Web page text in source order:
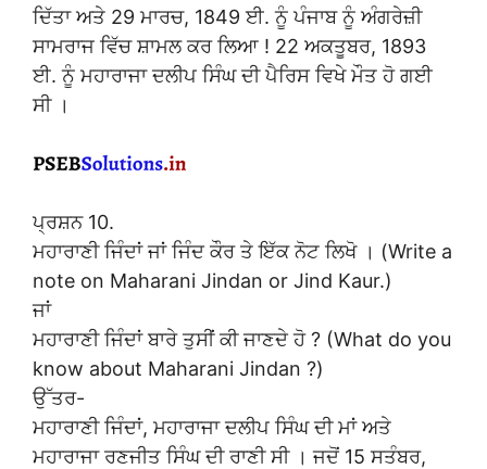
ਦਿੱਤਾ ਅਤੇ 29 ਮਾਰਚ, 1849 ਈ. ਨੂੰ ਪੰਜਾਬ ਨੂੰ ਅੰਗਰੇਜ਼ੀ
ਸਾਮਰਾਜ ਵਿੱਚ ਸ਼ਾਮਲ ਕਰ ਲਿਆ ! 22 ਅਕਤੂਬਰ, 1893
ਈ. ਨੂੰ ਮਹਾਰਾਜਾ ਦਲੀਪ ਸਿੰਘ ਦੀ ਪੈਰਿਸ ਵਿਖੇ ਮੌਤ ਹੋ ਗਈ
ਸੀ ।
ਪ੍ਰਸ਼ਨ 10.
ਮਹਾਰਾਣੀ ਜਿੰਦਾਂ ਜਾਂ ਜਿੰਦ ਕੌਰ ਤੇ ਇੱਕ ਨੋਟ ਲਿਖੋ । (Write a
note on Maharani Jindan or Jind Kaur.)
ਜਾਂ
ਮਹਾਰਾਣੀ ਜਿੰਦਾਂ ਬਾਰੇ ਤੁਸੀਂ ਕੀ ਜਾਣਦੇ ਹੋ ? (What do you
know about Maharani Jindan ?)
ਉੱਤਰ-
ਮਹਾਰਾਣੀ ਜਿੰਦਾਂ, ਮਹਾਰਾਜਾ ਦਲੀਪ ਸਿੰਘ ਦੀ ਮਾਂ ਅਤੇ
ਮਹਾਰਾਜਾ ਰਣਜੀਤ ਸਿੰਘ ਦੀ ਰਾਣੀ ਸੀ । ਜਦੋਂ 15 ਸਤੰਬਰ,